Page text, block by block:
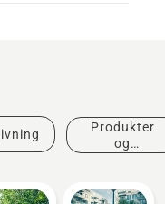
Produkter
og